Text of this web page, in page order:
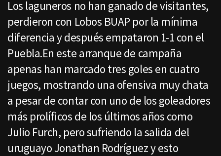
Los laguneros no han ganado de visitantes,
perdieron con Lobos BUAP por la mínima
diferencia y después empataron 1-1 con el
Puebla.En este arranque de campaña
apenas han marcado tres goles en cuatro
juegos, mostrando una ofensiva muy chata
a pesar de contar con uno de los goleadores
más prolíficos de los últimos años como
Julio Furch, pero sufriendo la salida del
uruguayo Jonathan Rodríguez y esto